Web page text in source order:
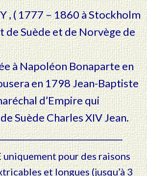
, ( 1777 – 1860 à Stockholm
de Suède et de Norvège de
à Napoléon Bonaparte en
en 1798 Jean-Baptiste
d’Empire qui
Suède Charles XIV Jean.
uniquement pour des raisons
et longues (jusqu’à 3